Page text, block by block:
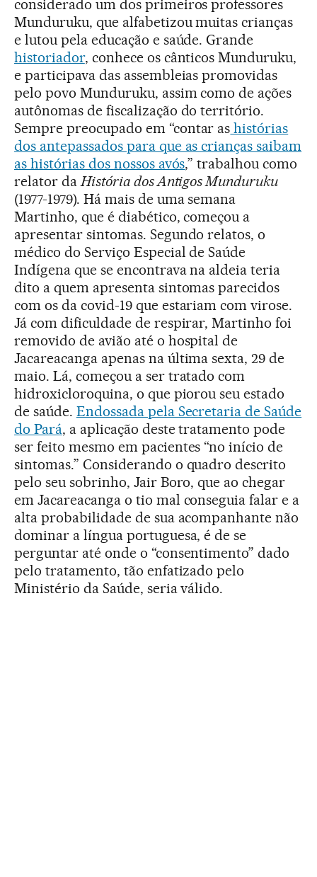
considerado um dos primeiros professores
Munduruku, que alfabetizou muitas crianças
e lutou pela educação e saúde. Grande
historiador, conhece os cânticos Munduruku,
e participava das assembleias promovidas
pelo povo Munduruku, assim como de ações
autônomas de fiscalização do território.
Sempre preocupado em “contar as histórias
dos antepassados para que as crianças saibam
as histórias dos nossos avós,” trabalhou como
relator daHistória dos Antigos Munduruku
(1977-1979). Há mais de uma semana
Martinho, que é diabético, começou a
apresentar sintomas. Segundo relatos, o
médico do Serviço Especial de Saúde
Indígena que se encontrava na aldeia teria
dito a quem apresenta sintomas parecidos
com os da covid-19 que estariam com virose.
Já com dificuldade de respirar, Martinho foi
removido de avião até o hospital de
Jacareacanga apenas na última sexta, 29 de
maio. Lá, começou a ser tratado com
hidroxicloroquina, o que piorou seu estado
de saúde. Endossada pela Secretaria de Saúde
do Pará, a aplicação deste tratamento pode
ser feito mesmo em pacientes “no início de
sintomas.” Considerando o quadro descrito
pelo seu sobrinho, Jair Boro, que ao chegar
em Jacareacanga o tio mal conseguia falar e a
alta probabilidade de sua acompanhante não
dominar a língua portuguesa, é de se
perguntar até onde o “consentimento” dado
pelo tratamento, tão enfatizado pelo
Ministério da Saúde, seria válido.